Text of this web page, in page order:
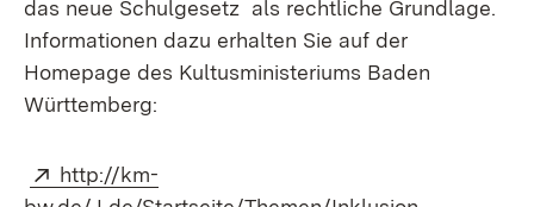
das neue Schulgesetz als rechtliche Grundlage.
Informationen dazu erhalten Sie auf der
Homepage des Kultusministeriums Baden
Württemberg:
Extern:
http://km-